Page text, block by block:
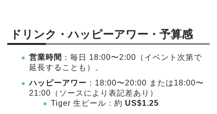
ドリンク・ハッピーアワー・予算感
営業時間 ：毎日 18:00〜2:00（イベント次第で
延長することも）。
ハッピーアワー ：18:00〜20:00 または18:00〜
21:00（ソースにより表記差あり）
Tiger 生ビール：約 US$1.25